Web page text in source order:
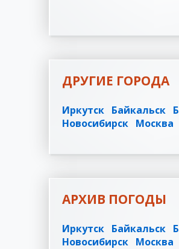
ДРУГИЕ ГОРОДА
Иркутск Байкальск
Новосибирск Москва
АРХИВ ПОГОДЫ
Иркутск Байкальск
Новосибирск Москва